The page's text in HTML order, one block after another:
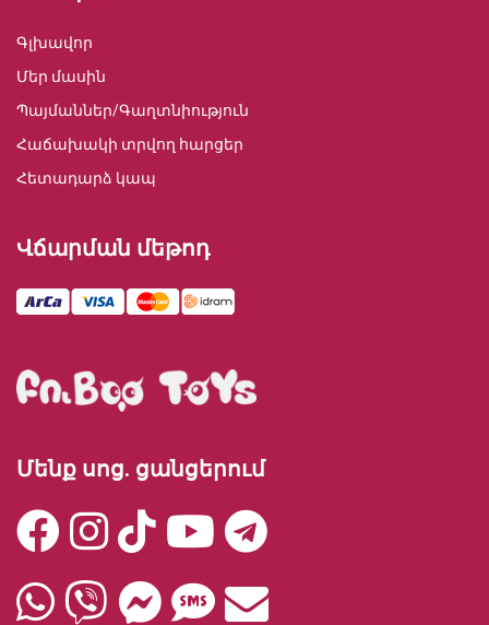
Գլխավոր
Մեր մասին
Պայմաններ/Գաղտնիություն
Հաճախակի տրվող հարցեր
Հետադարձ կապ
Վճարման մեթոդ
Մենք սոց. ցանցերում